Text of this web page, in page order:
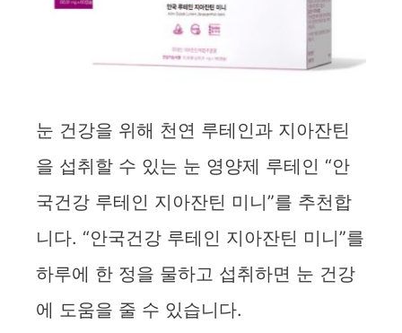
눈 건강을 위해 천연 루테인과 지아잔틴
을 섭취할 수 있는 눈 영양제 루테인 “안
국건강 루테인 지아잔틴 미니”를 추천합
니다. “안국건강 루테인 지아잔틴 미니”를
하루에 한 정을 물하고 섭취하면 눈 건강
에 도움을 줄 수 있습니다.